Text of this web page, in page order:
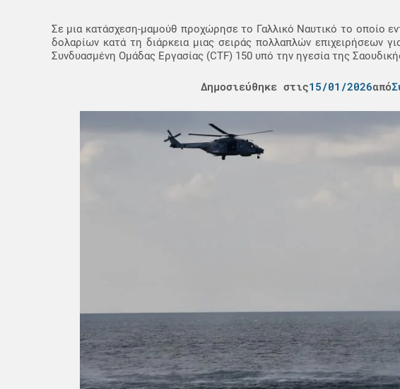
Σε μια κατάσχεση-μαμούθ προχώρησε το Γαλλικό Ναυτικό το οποίο
δολαρίων κατά τη διάρκεια μιας σειράς πολλαπλών επιχειρήσεων
Συνδυασμένη Ομάδας Εργασίας (CTF) 150 υπό την ηγεσία της
Δημοσιεύθηκε στις15/01/2026από